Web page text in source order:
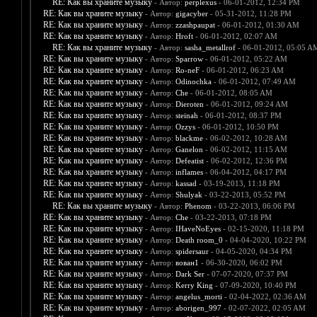
RE: Как вы храните музыку - Автор: perplexus- 06-01-2012, 12:34 PM
RE: Как вы храните музыку - Автор: gigacyber- 05-31-2012, 11:28 PM
RE: Как вы храните музыку - Автор: zzashpaupat- 06-01-2012, 01:30 AM
RE: Как вы храните музыку - Автор: Hroft- 06-01-2012, 02:07 AM
RE: Как вы храните музыку - Автор: sasha_metallrof- 06-01-2012, 05:05
RE: Как вы храните музыку - Автор: Sparrow- 06-01-2012, 05:22 AM
RE: Как вы храните музыку - Автор: Ro-neF- 06-01-2012, 06:23 AM
RE: Как вы храните музыку - Автор: Odinochka- 06-01-2012, 07:49 AM
RE: Как вы храните музыку - Автор: Che- 06-01-2012, 08:05 AM
RE: Как вы храните музыку - Автор: Dieroten - 06-01-2012, 09:24 AM
RE: Как вы храните музыку - Автор: steinah - 06-01-2012, 08:37 PM
RE: Как вы храните музыку - Автор: Ozzys- 06-01-2012, 10:50 PM
RE: Как вы храните музыку - Автор: blackme- 06-02-2012, 10:28 AM
RE: Как вы храните музыку - Автор: Ganelon - 06-02-2012, 11:15 AM
RE: Как вы храните музыку - Автор: Defeatist- 06-02-2012, 12:36 PM
RE: Как вы храните музыку - Автор: inflames- 06-04-2012, 04:17 PM
RE: Как вы храните музыку - Автор: kassad - 03-19-2013, 11:18 PM
RE: Как вы храните музыку - Автор: Shulyak - 03-22-2013, 05:52 PM
RE: Как вы храните музыку - Автор: Phenom - 03-22-2013, 06:06 PM
RE: Как вы храните музыку - Автор: Che- 03-22-2013, 07:18 PM
RE: Как вы храните музыку - Автор: IHaveNoEyes- 02-15-2020, 11:18 PM
RE: Как вы храните музыку - Автор: Death room_0 - 04-04-2020, 10:22 PM
RE: Как вы храните музыку - Автор: spidersaur- 04-05-2020, 04:34 PM
RE: Как вы храните музыку - Автор: вован1 - 06-30-2020, 06:02 PM
RE: Как вы храните музыку - Автор: Dark Ser- 07-07-2020, 07:37 PM
RE: Как вы храните музыку - Автор: Kerry King - 07-09-2020, 10:40 PM
RE: Как вы храните музыку - Автор: angelus_morti - 02-04-2022, 02:36 AM
RE: Как вы храните музыку - Автор: aborigen_997- 02-07-2022, 02:05 AM